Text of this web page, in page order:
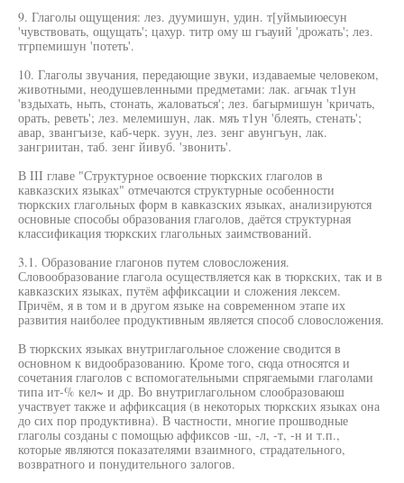
9. Глаголы ощущения: лез. дуумишун, удин. т[уймыиюесун
'чувствовать, ощущать'; цахур. титр ому ш гъауий 'дрожать'; лез.
тгрпемишун 'потеть'.
10. Глаголы звучания, передающие звуки, издаваемые человеком,
животными, неодушевленными предметами: лак. агьчак т1ун
'вздыхать, ныть, стонать, жаловаться'; лез. багырмишун 'кричать,
орать, реветь'; лез. мелемишун, лак. мяъ т1ун 'блеять, стенать';
авар, звангъизе, каб-черк. зуун, лез. зенг авунгъун, лак.
зангриитан, таб. зенг йивуб. 'звонить'.
В III главе "Структурное освоение тюркских глаголов в
кавказских языках" отмечаются структурные особенности
тюркских глагольных форм в кавказских языках, анализируются
основные способы образования глаголов, даётся структурная
классификация тюркских глагольных заимствований.
3.1. Образование глагонов путем словосложения.
Словообразование глагола осуществляется как в тюркских, так и в
кавказских языках, путём аффиксации и сложения лексем.
Причём, я в том и в другом языке на современном этапе их
развития наиболее продуктивным является способ словосложения.
В тюркских языках внутриглагольное сложение сводится в
основном к видообразованию. Кроме того, сюда относятся и
сочетания глаголов с вспомогательными спрягаемыми глаголами
типа ит-% кел~ и др. Во внутриглагольном слообразоваюш
участвует также и аффиксация (в некоторых тюркских языках она
до сих пор продуктивна). В частности, многие прошводные
глаголы созданы с помощью аффиксов -ш, -л, -т, -н и т.п.,
которые являются показателями взаимного, страдательного,
возвратного и понудительного залогов.